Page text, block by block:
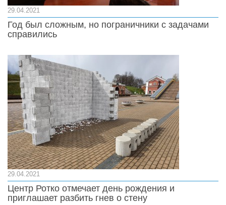
29.04.2021
Год был сложным, но пограничники с задачами
справились
29.04.2021
Центр Ротко отмечает день рождения и
приглашает разбить гнев о стену